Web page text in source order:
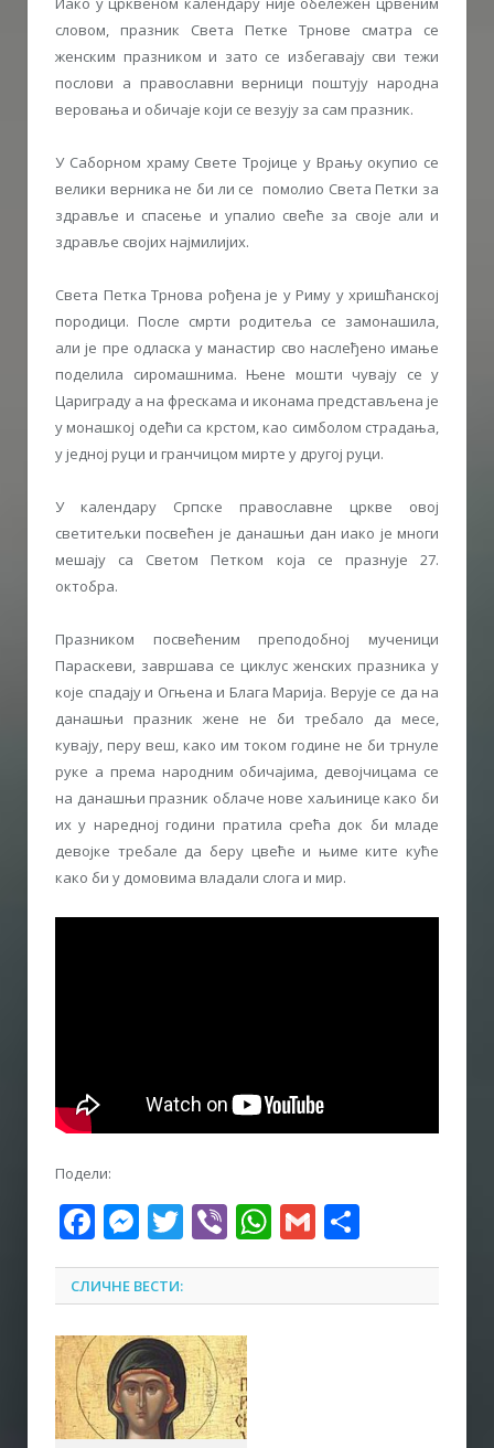
словом, празник Света Петке Трнове сматра се
женским празником и зато се избегавају сви тежи
послови а православни верници поштују народна
веровања и обичаје који се везују за сам празник.
У Саборном храму Свете Тројице у Врању окупио се
велики верника не би ли се помолио Света Петки за
здравље и спасење и упалио свеће за своје али и
здравље својих најмилијих.
Света Петка Трнова рођена је у Риму у хришћанској
породици. После смрти родитеља се замонашила,
али је пре одласка у манастир сво наслеђено имање
поделила сиромашнима. Њене мошти чувају се у
Цариграду а на фрескама и иконама представљена је
у монашкој одећи са крстом, као симболом страдања,
у једној руци и гранчицом мирте у другој руци.
У календару Српске православне цркве овој
светитељки посвећен је данашњи дан иако је многи
мешају са Светом Петком која се празнује 27.
октобра.
Празником посвећеним преподобној мученици
Параскеви, завршава се циклус женских празника у
које спадају и Огњена и Блага Марија. Верује се да на
данашњи празник жене не би требало да месе,
кувају, перу веш, како им током године не би трнуле
руке а према народним обичајима, девојчицама се
на данашњи празник облаче нове хаљинице како би
их у наредној години пратила срећа док би младе
девојке требале да беру цвеће и њиме ките куће
како би у домовима владали слога и мир.
Подели:
Facebook
Messenger
Twitter
ViberWhatsApp
Gmail
СЛИЧНЕ ВЕСТИ: